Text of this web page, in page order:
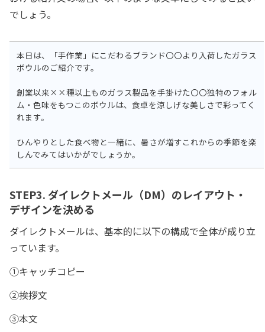
でしょう。
本日は、「手作業」にこだわるブランド〇〇より入荷したガラス
ボウルのご紹介です。
創業以来××種以上ものガラス製品を手掛けた〇〇独特のフォル
ム・色味をもつこのボウルは、食卓を涼しげな美しさで彩ってく
れます。
ひんやりとした食べ物と一緒に、暑さが増すこれからの季節を楽
しんでみてはいかがでしょうか。
STEP3. ダイレクトメール（DM）のレイアウト・
デザインを決める
ダイレクトメールは、基本的に以下の構成で全体が成り立
っています。
①キャッチコピー
②挨拶文
③本文